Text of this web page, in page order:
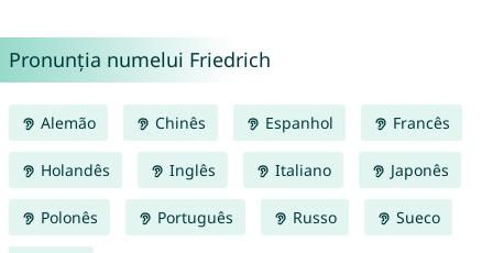
Pronunția numelui Friedrich
Alemão Chinês Espanhol Francês
Holandês Inglês Italiano Japonês
Polonês Português Russo Sueco